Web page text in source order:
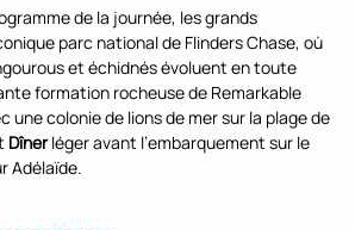
de la journée, les grands
parc national de Flinders Chase, où
et échidnés évoluent en toute
formation rocheuse de Remarkable
une colonie de lions de mer sur la plage de
Dînerléger avant l’embarquement sur le
Adélaïde.